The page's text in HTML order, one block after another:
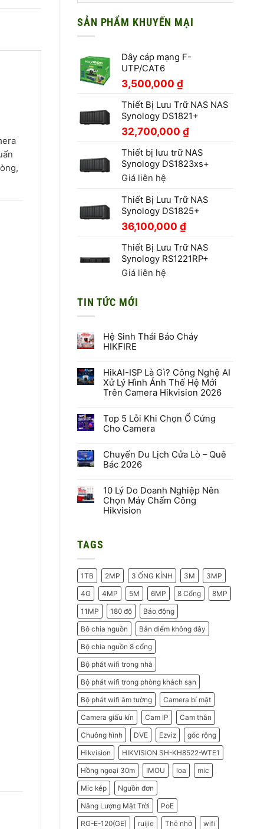
SẢN PHẨM KHUYẾN MẠI
Dây cáp mạng F-
UTP/CAT6
3,500,000 ₫
Thiết Bị Lưu Trữ NAS NAS
Synology DS1821+
32,700,000 ₫
Thiết bị lưu trữ NAS
Synology DS1823xs+
Giá liên hệ
Thiết Bị Lưu Trữ NAS
Synology DS1825+
36,100,000 ₫
Thiết Bị Lưu Trữ NAS
Synology RS1221RP+
Giá liên hệ
TIN TỨC MỚI
Hệ Sinh Thái Báo Cháy
HIKFIRE
bình
luận
ở
Hệ
Báo
Cháy
HIKFIRE
HikAI-ISP Là Gì? Công Nghệ AI
Xử Lý Hình Ảnh Thế Hệ Mới
Trên Camera Hikvision 2026
bình
luận
ở
Là
Gì?
Công
Xử
Lý
Hình
Ảnh
Camera
Top 5 Lỗi Khi Chọn Ổ Cứng
Cho Camera
bình
luận
ở
Lỗi
Khi
Chọn
Ổ
Chuyến Du Lịch Cửa Lò – Quê
Bác 2026
bình
luận
ở
Chuyến
–
2026
10 Lý Do Doanh Nghiệp Nên
Chọn Máy Chấm Công
Hikvision
ở
Do
Doanh
Nghiệp
Nên
Chọn
Máy
Chấm
Công
Hikvision
TAGS
1TB 2MP 3 ỐNG KÍNH 3M
3MP
4G
4MP 5M 6MP 8 Cổng
8MP
11MP
180 độ
Báo động
Bô chia nguồn
Bắn điểm không dây
Bộ chia nguồn 8 cổng
Bộ phát wifi trong nhà
Bộ phát wifi trong phòng khách sạn
Bộ phát wifi âm tường
Camera bí mật
Camera giấu kín
Cam IP
Cam thân
Chuông hình
DVE Ezviz
góc rộng
Hikvision
HIKVISION SH-KH8522-WTE1
Hồng ngoại 30m
IMOU loa
mic
Mic kép
Nguồn đơn
Năng Lượng Mặt Trời
PoE
RG-E-120(GE)
ruijie Thẻ nhớ
wifi